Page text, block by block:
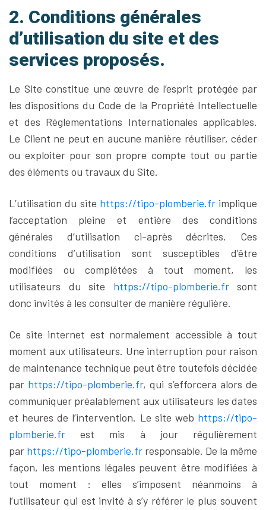
2. Conditions générales
d’utilisation du site et des
services proposés.
Le Site constitue une œuvre de l’esprit protégée par
les dispositions du Code de la Propriété Intellectuelle
et des Réglementations Internationales applicables.
Le Client ne peut en aucune manière réutiliser, céder
ou exploiter pour son propre compte tout ou partie
des éléments ou travaux du Site.
L’utilisation du site https://tipo-plomberie.fr implique
l’acceptation pleine et entière des conditions
générales d’utilisation ci-après décrites. Ces
conditions d’utilisation sont susceptibles d’être
modifiées ou complétées à tout moment, les
utilisateurs du site
https://tipo-plomberie.fr
sont
donc invités à les consulter de manière régulière.
Ce site internet est normalement accessible à tout
moment aux utilisateurs. Une interruption pour raison
de maintenance technique peut être toutefois décidée
par https://tipo-plomberie.fr, qui s’efforcera alors de
communiquer préalablement aux utilisateurs les dates
et heures de l’intervention. Le site web https://tipo-
plomberie.fr
est mis à jour régulièrement
par https://tipo-plomberie.fr responsable. De la même
façon, les mentions légales peuvent être modifiées à
tout moment : elles s’imposent néanmoins à
l’utilisateur qui est invité à s’y référer le plus souvent